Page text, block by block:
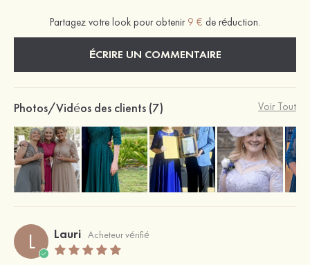
Partagez votre look pour obtenir 9 € de réduction.
ÉCRIRE UN COMMENTAIRE
Photos/Vidéos des clients (7) Voir Tout
L Lauri Acheteur vérifié